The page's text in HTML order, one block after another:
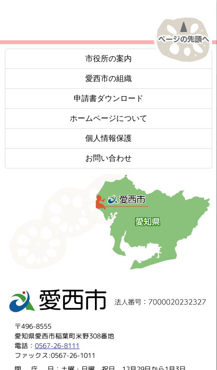
市役所の案内
愛西市の組織
申請書ダウンロード
ホームページについて
個人情報保護
お問い合わせ
〒496-8555
愛知県愛西市稲葉町米野308番地
電話：0567-26-8111
ファックス:0567-26-1011